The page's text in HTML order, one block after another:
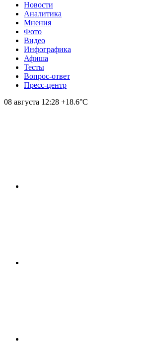
Новости
Аналитика
Мнения
Фото
Видео
Инфографика
Афиша
Тесты
Вопрос-ответ
Пресс-центр
08 августа 12:28 +18.6°С